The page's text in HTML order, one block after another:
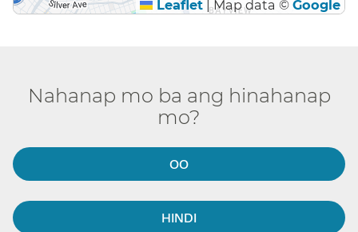
Leaflet |Map data © Google
Nahanap mo ba ang hinahanap
mo?​​
OO​​
HINDI​​